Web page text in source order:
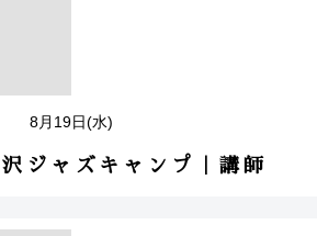
8月19日(水)
ジャズキャンプ｜講師